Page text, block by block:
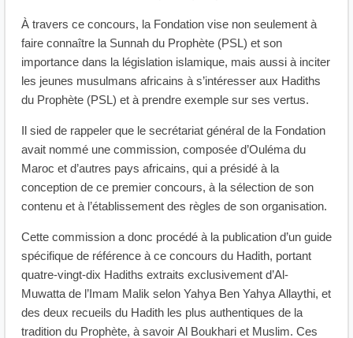
À travers ce concours, la Fondation vise non seulement à
faire connaître la Sunnah du Prophète (PSL) et son
importance dans la législation islamique, mais aussi à inciter
les jeunes musulmans africains à s’intéresser aux Hadiths
du Prophète (PSL) et à prendre exemple sur ses vertus.
Il sied de rappeler que le secrétariat général de la Fondation
avait nommé une commission, composée d’Ouléma du
Maroc et d’autres pays africains, qui a présidé à la
conception de ce premier concours, à la sélection de son
contenu et à l’établissement des règles de son organisation.
Cette commission a donc procédé à la publication d’un guide
spécifique de référence à ce concours du Hadith, portant
quatre-vingt-dix Hadiths extraits exclusivement d’Al-
Muwatta de l’Imam Malik selon Yahya Ben Yahya Allaythi, et
des deux recueils du Hadith les plus authentiques de la
tradition du Prophète, à savoir Al Boukhari et Muslim. Ces